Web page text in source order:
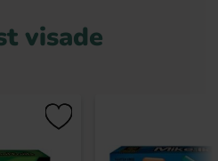
visade